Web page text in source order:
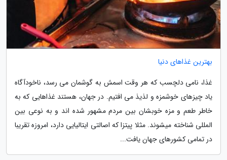
بهترین غذاهای دنیا
غذا، نامی دلچسب که هر وقت اسمش به گوشمان می رسد، ناخودآگاه
یاد چیزهای خوشمزه و لذیذ می افتیم. در جهان، هستند غذاهایی که به
خاطر طعم و مزه خوبشان بین مردم مشهور شده اند و به نوعی بین
المللی شناخته میشوند. مثلا پیتزا که اصالتی ایتالیایی دارد، امروزه تقریبا
در تمامی کشورهای جهان یافت...